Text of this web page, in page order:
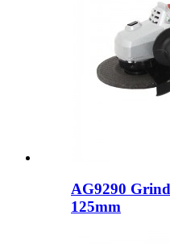
AG9290
125mm